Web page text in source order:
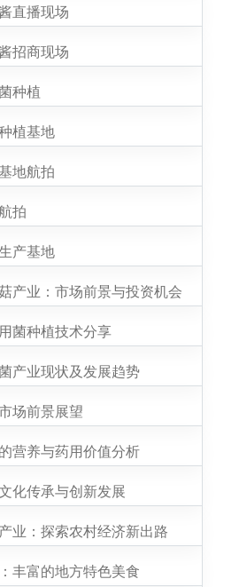
直播现场
招商现场
种植
植基地
地航拍
拍
产基地
产业：市场前景与投资机会
菌种植技术分享
产业现状及发展趋势
场前景展望
营养与药用价值分析
化传承与创新发展
业：探索农村经济新出路
丰富的地方特色美食